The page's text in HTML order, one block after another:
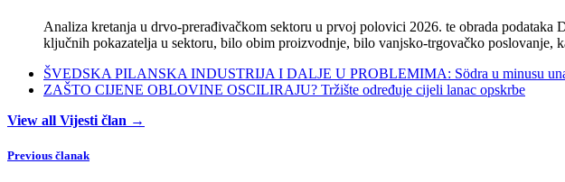
Analiza kretanja u drvo-prerađivačkom sektoru u prvoj polovici 2026. te obrada
ključnih pokazatelja u sektoru, bilo obim proizvodnje, bilo vanjsko-trgovačko poslovanje,
ŠVEDSKA PILANSKA INDUSTRIJA I DALJE U PROBLEMIMA: Södra u minusu
ZAŠTO CIJENE OBLOVINE OSCILIRAJU? Tržište određuje cijeli lanac opskrbe
View all Vijesti član →
Previous članak